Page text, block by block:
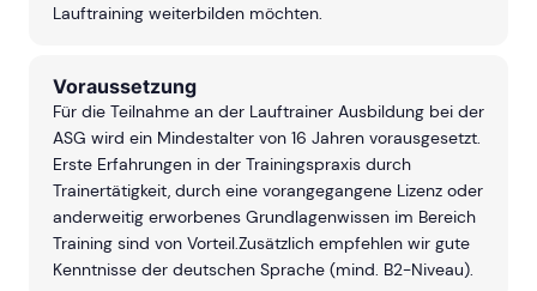
Lauftraining weiterbilden möchten.
Voraussetzung
Für die Teilnahme an der Lauftrainer Ausbildung bei der
ASG wird ein Mindestalter von 16 Jahren vorausgesetzt.
Erste Erfahrungen in der Trainingspraxis durch
Trainertätigkeit, durch eine vorangegangene Lizenz oder
anderweitig erworbenes Grundlagenwissen im Bereich
Training sind von Vorteil.Zusätzlich empfehlen wir gute
Kenntnisse der deutschen Sprache (mind. B2-Niveau).